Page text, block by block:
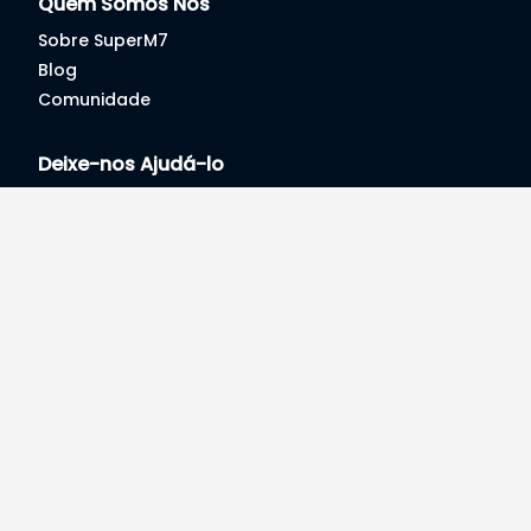
Sobre SuperM7
Blog
Comunidade
Deixe-nos Ajudá-lo